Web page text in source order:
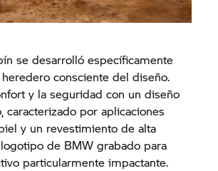
se desarrolló específicamente
consciente del diseño.
y la seguridad con un diseño
caracterizado por aplicaciones
y un revestimiento de alta
de BMW grabado para
particularmente impactante.